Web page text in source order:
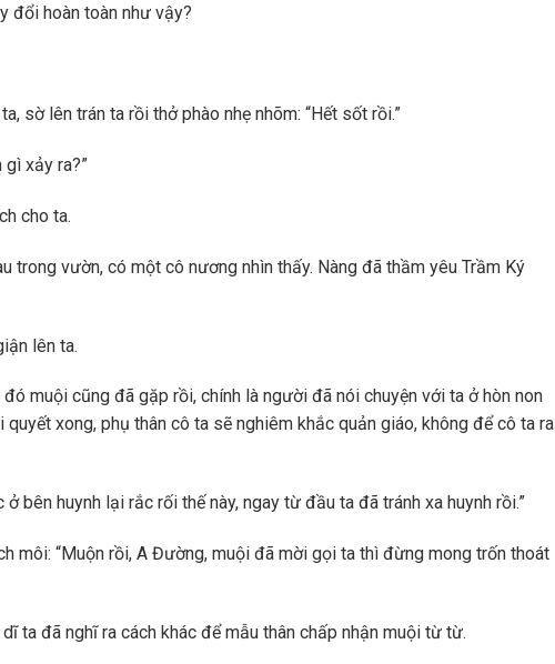
đổi hoàn toàn như vậy?
sờ lên trán ta rồi thở phào nhẹ nhõm: “Hết sốt rồi.”
gì xảy ra?”
cho ta.
trong vườn, có một cô nương nhìn thấy. Nàng đã thầm yêu Trầm Ký
lên ta.
muội cũng đã gặp rồi, chính là người đã nói chuyện với ta ở hòn non
xong, phụ thân cô ta sẽ nghiêm khắc quản giáo, không để cô ta ra
bên huynh lại rắc rối thế này, ngay từ đầu ta đã tránh xa huynh rồi.”
môi: “Muộn rồi, A Đường, muội đã mời gọi ta thì đừng mong trốn thoát
ta đã nghĩ ra cách khác để mẫu thân chấp nhận muội từ từ.